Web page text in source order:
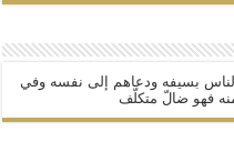
بسيفه ودعاهم إلى نفسه وفي
فهو ضالّ متكلّف